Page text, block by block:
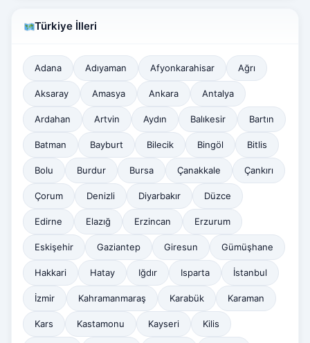
Türkiye İlleri
Adana Adıyaman Afyonkarahisar Ağrı
Aksaray Amasya Ankara Antalya
Ardahan Artvin Aydın Balıkesir Bartın
Batman Bayburt Bilecik Bingöl Bitlis
Bolu Burdur Bursa Çanakkale Çankırı
Çorum Denizli Diyarbakır Düzce
Edirne Elazığ Erzincan Erzurum
Eskişehir Gaziantep Giresun Gümüşhane
Hakkari Hatay Iğdır Isparta İstanbul
İzmir Kahramanmaraş Karabük Karaman
Kars Kastamonu Kayseri Kilis